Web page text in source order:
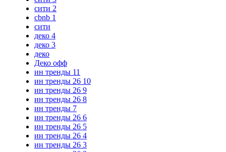
сити 2
cbnb 1
сити
деко 4
деко 3
деко
Деко офф
ин тренды 11
ин тренды 26 10
ин тренды 26 9
ин тренды 26 8
ин тренды 7
ин тренды 26 6
ин тренды 26 5
ин тренды 26 4
ин тренды 26 3